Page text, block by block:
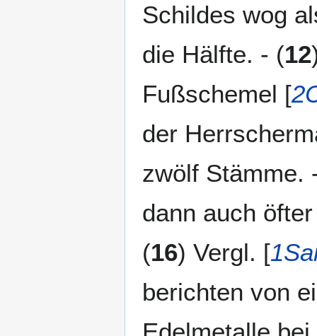
Schildes wog
die Hälfte. - (12
Fußschemel [
der
zwölf Stämme.
dann auch
(16) Vergl. [
berichten von